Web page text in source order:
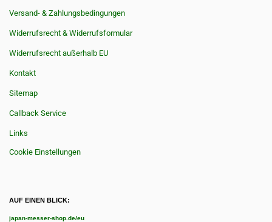
Versand- & Zahlungsbedingungen
Widerrufsrecht & Widerrufsformular
Widerrufsrecht außerhalb EU
Kontakt
Sitemap
Callback Service
Links
Cookie Einstellungen
AUF EINEN BLICK:
japan-messer-shop.de/eu